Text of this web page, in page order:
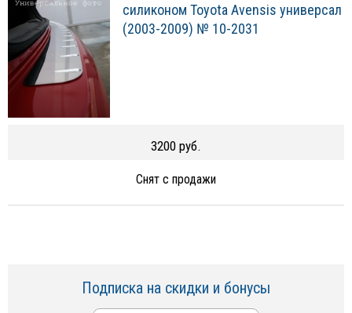
силиконом Toyota Avensis универсал
(2003-2009) № 10-2031
3200 руб.
Снят с продажи
Подписка на скидки и бонусы